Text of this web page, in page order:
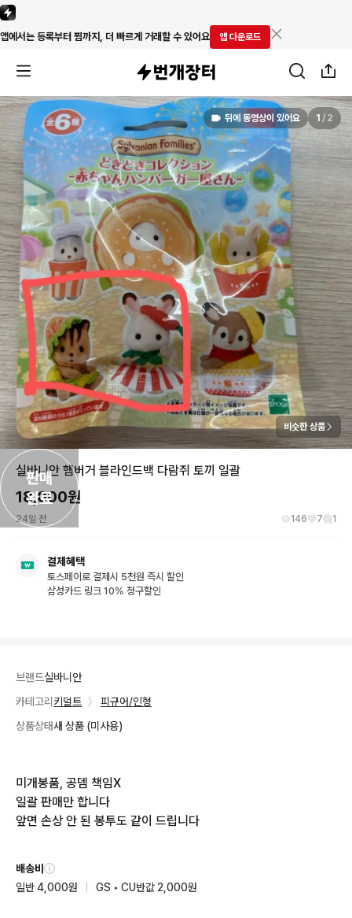
앱에서는 등록부터 찜까지, 더 빠르게 거래할 수 있어요 앱 다운로드
판매
완료
뒤에 동영상이 있어요 1 / 2
비슷한 상품
실바니안 햄버거 블라인드백 다람쥐 토끼 일괄
18,000원
24일 전 146 7 1
결제혜택
토스페이로 결제시 5천원 즉시 할인
삼성카드 링크 10% 청구할인
브랜드실바니안
카테고리 키덜트 〉
피규어/인형
상품상태새 상품 (미사용)
미개봉품, 공뎀 책임X
일괄 판매만 합니다
앞면 손상 안 된 봉투도 같이 드립니다
배송비
일반 4,000원
GS • CU반값 2,000원